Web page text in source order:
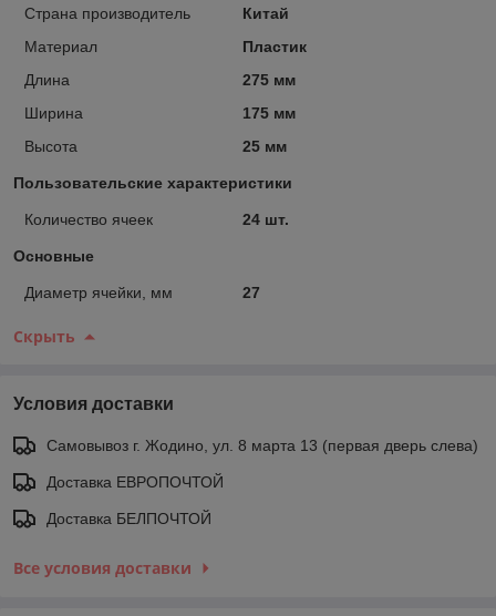
Страна производитель
Китай
Материал
Пластик
Длина
275 мм
Ширина
175 мм
Высота
25 мм
Пользовательские характеристики
Количество ячеек 24 шт.
Основные
Диаметр ячейки, мм 27
Скрыть
Условия доставки
Самовывоз г. Жодино, ул. 8 марта 13 (первая дверь слева)
Доставка ЕВРОПОЧТОЙ
Доставка БЕЛПОЧТОЙ
Все условия доставки